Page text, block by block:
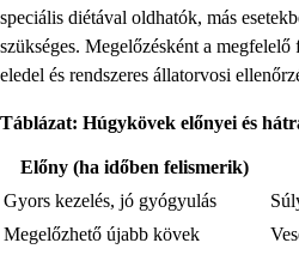
speciális diétával oldhatók, más
szükséges. Megelőzésként a
eledel és rendszeres állatorvosi
Táblázat: Húgykövek előnyei és
Előny (ha időben felismerik)
Gyors kezelés, jó gyógyulás
Megelőzhető újabb kövek